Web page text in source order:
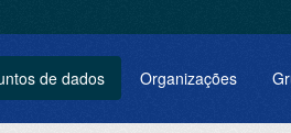
de dados Organizações